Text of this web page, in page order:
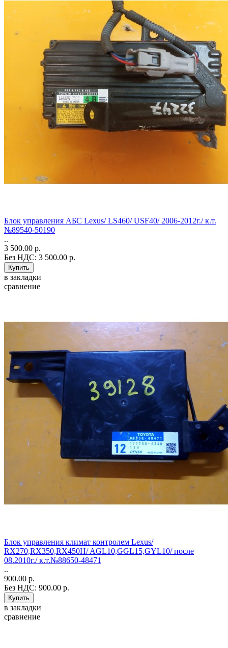
Блок управления АБС Lexus/ LS460/ USF40/ 2006-2012г./ к.т.
№89540-50190
..
3 500.00 р.
Без НДС: 3 500.00 р.
в закладки
сравнение
Блок управления климат контролем Lexus/
RX270,RX350,RX450H/ AGL10,GGL15,GYL10/ после
08.2010г./ к.т.№88650-48471
..
900.00 р.
Без НДС: 900.00 р.
в закладки
сравнение